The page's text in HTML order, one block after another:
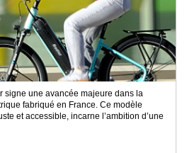
signe une avancée majeure dans la
fabriqué en France. Ce modèle
et accessible, incarne l’ambition d’une